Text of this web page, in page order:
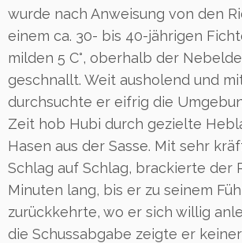
wurde nach Anweisung von den
einem ca. 30- bis 40-jährigen
milden 5 C°, oberhalb der
geschnallt. Weit ausholend und
durchsuchte er eifrig die
Zeit hob Hubi durch gezielte
Hasen aus der Sasse. Mit sehr
Schlag auf Schlag, brackierte der
Minuten lang, bis er zu seinem
zurückkehrte, wo er sich willig
die Schussabgabe zeigte er